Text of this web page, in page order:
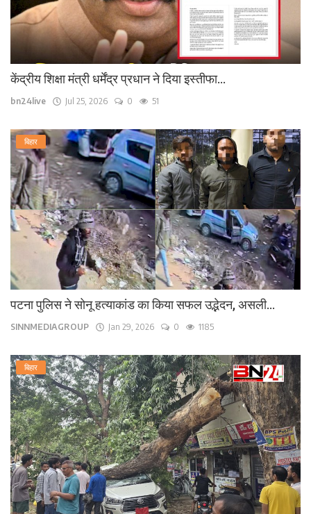
केंद्रीय शिक्षा मंत्री धर्मेंद्र प्रधान ने दिया इस्तीफा...
bn24live Jul 25, 2026 0 51
बिहार
पटना पुलिस ने सोनू हत्याकांड का किया सफल उद्भेदन, असली...
SINNMEDIAGROUP Jan 29, 2026 0 1185
बिहार